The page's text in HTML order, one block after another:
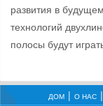
развития в
технологий
полосы будут
ДОМ О НАС